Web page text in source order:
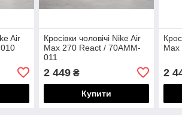
Air
Кросівки чоловічі Nike Air
Max 270 React / 70AMM-
011
2 449₴
Купити
Max
2